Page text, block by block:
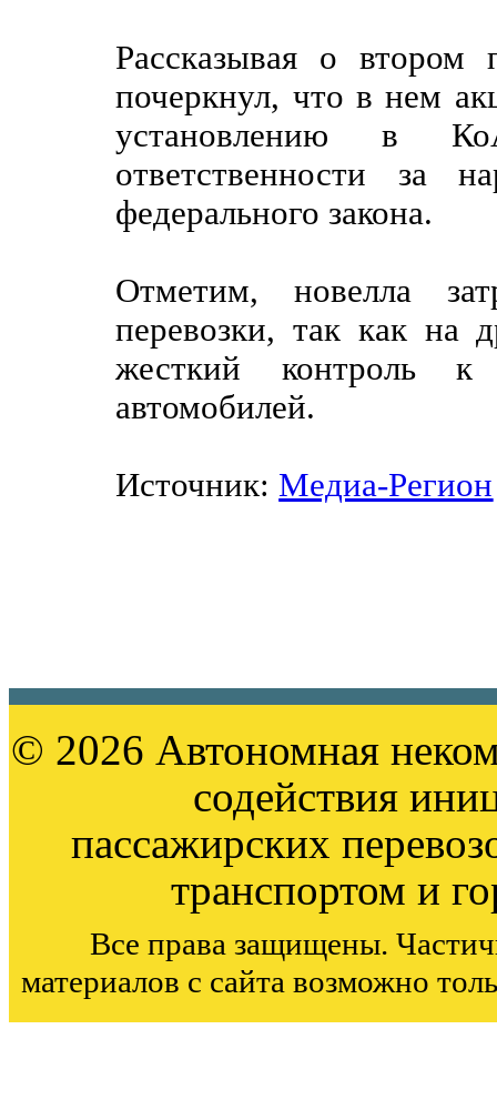
Рассказывая о втором
почеркнул, что в нем
установлению в
ответственности за
федерального закона.
Отметим, новелла
перевозки, так как на
жесткий контроль
автомобилей.
Источник: Медиа-Регион
© 2026 Автономная
содействия
пассажирских
транспортом и
Все права защищены.
материалов с сайта возможно